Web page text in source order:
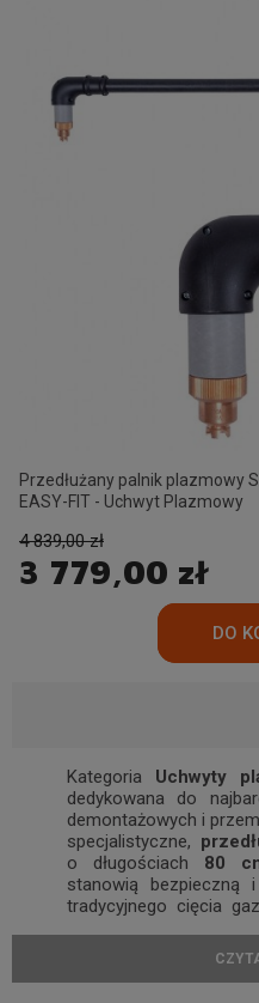
Kategoria Uchwyty
dedykowana do
demontażowych i
specjalistyczne,
o długościach 80
stanowią bezpieczną
tradycyjnego cięcia
stalowych czy
Przedłużany palnik plazmowy
EASY-FIT - Uchwyt Plazmowy
3 779,00 zł
4 839,00 zł